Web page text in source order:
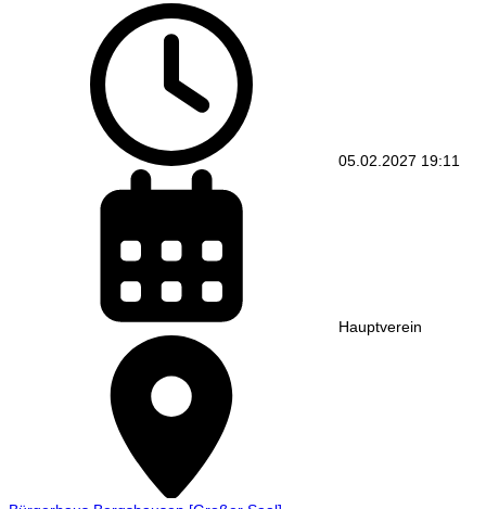
05.02.2027 19:11
Hauptverein